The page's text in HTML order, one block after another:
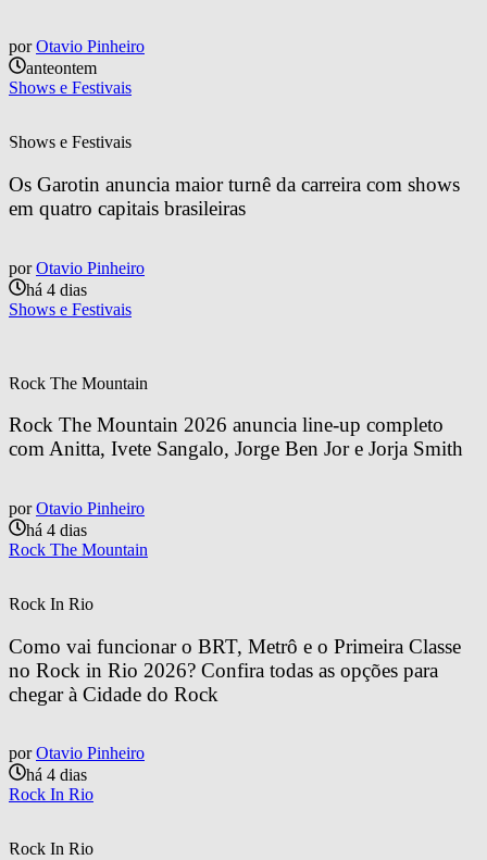
por Otavio Pinheiro
anteontem
Shows e Festivais
Shows e Festivais
Os Garotin anuncia maior turnê da carreira com shows
em quatro capitais brasileiras
por Otavio Pinheiro
há 4 dias
Shows e Festivais
Rock The Mountain
Rock The Mountain 2026 anuncia line-up completo
com Anitta, Ivete Sangalo, Jorge Ben Jor e Jorja Smith
por Otavio Pinheiro
há 4 dias
Rock The Mountain
Rock In Rio
Como vai funcionar o BRT, Metrô e o Primeira Classe
no Rock in Rio 2026? Confira todas as opções para
chegar à Cidade do Rock
por Otavio Pinheiro
há 4 dias
Rock In Rio
Rock In Rio